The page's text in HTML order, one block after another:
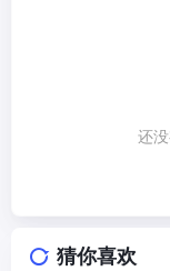
还
猜你喜欢